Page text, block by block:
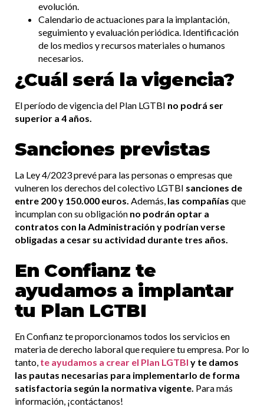
evolución.
Calendario de actuaciones para la implantación,
seguimiento y evaluación periódica. Identificación
de los medios y recursos materiales o humanos
necesarios.
¿Cuál será la vigencia?
El período de vigencia del Plan LGTBI no podrá ser
superior a 4 años.
Sanciones previstas
La Ley 4/2023 prevé para las personas o empresas que
vulneren los derechos del colectivo LGTBI sanciones de
entre 200 y 150.000 euros. Además, las compañías que
incumplan con su obligación no podrán optar a
contratos con la Administración y podrían verse
obligadas a cesar su actividad durante tres años.
En Confianz te
ayudamos a implantar
tu Plan LGTBI
En Confianz te proporcionamos todos los servicios en
materia de derecho laboral que requiere tu empresa. Por lo
tanto, te ayudamos a crear el Plan LGTBI y te damos
las pautas necesarias para implementarlo de forma
satisfactoria según la normativa vigente. Para más
información, ¡contáctanos!